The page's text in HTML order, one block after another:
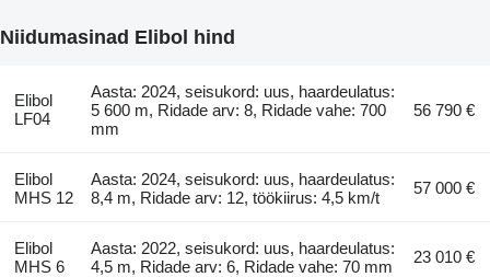
Niidumasinad Elibol hind
Elibol
LF04
Aasta: 2024, seisukord: uus, haardeulatus:
5 600 m, Ridade arv: 8, Ridade vahe: 700
mm
56 790 €
Elibol
MHS 12
Aasta: 2024, seisukord: uus, haardeulatus:
8,4 m, Ridade arv: 12, töökiirus: 4,5 km/t
57 000 €
Elibol
MHS 6
Aasta: 2022, seisukord: uus, haardeulatus:
4,5 m, Ridade arv: 6, Ridade vahe: 70 mm
23 010 €